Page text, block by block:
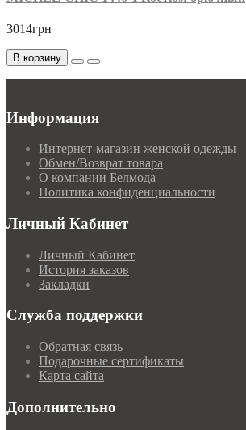
3014грн
В корзину
Информация
Интернет-магазин женской одежды
Обмен/Возврат товара
О компании Белмода
Политика конфиденциальности
Личный Кабинет
Личный Кабинет
История заказов
Закладки
Служба поддержки
Обратная связь
Подарочные сертификаты
Карта сайта
Дополнительно